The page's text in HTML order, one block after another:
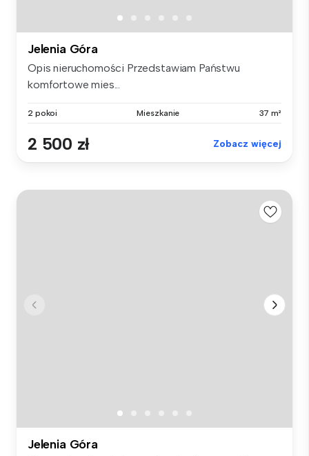
Jelenia Góra
Opis nieruchomości Przedstawiam Państwu
komfortowe mies...
2 pokoi Mieszkanie 37 m²
2 500 zł Zobacz więcej
Jelenia Góra